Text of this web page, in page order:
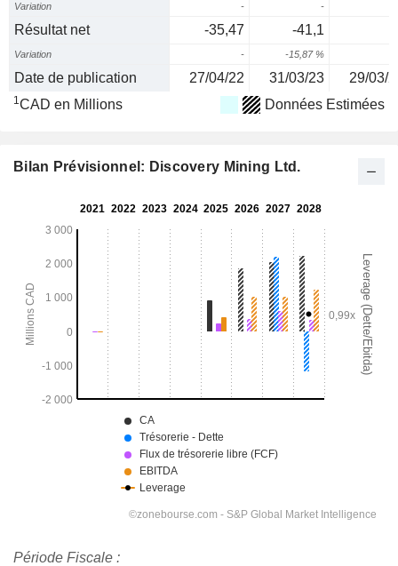
Variation - -
Résultat net -35,47 -41,1
Variation - -15,87 %
Date de publication 27/04/22 31/03/23 29/03/
1CAD en Millions Données Estimées
Bilan Prévisionnel: Discovery Mining Ltd.
Période Fiscale :